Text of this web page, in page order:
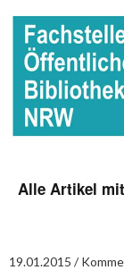
Alle Artikel
19.01.2015